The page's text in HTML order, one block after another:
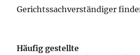
Gerichtssachverständiger
Häufig gestellte